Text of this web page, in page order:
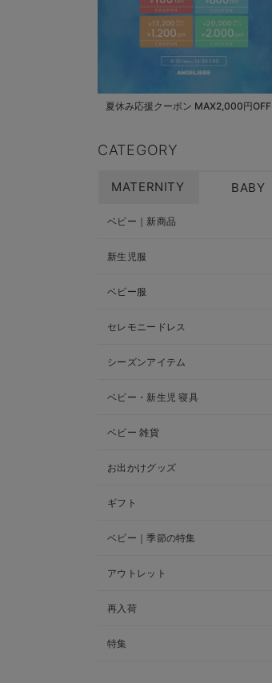
夏休み応援クーポン MAX2,000円OFF
CATEGORY
MATERNITY BABY
ベビー｜新商品
新生児服
ベビー服
セレモニードレス
シーズンアイテム
ベビー・新生児 寝具
ベビー 雑貨
お出かけグッズ
ギフト
ベビー｜季節の特集
アウトレット
再入荷
特集